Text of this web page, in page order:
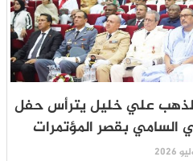
علي خليل يترأس حفل
السامي بقصر المؤتمرات